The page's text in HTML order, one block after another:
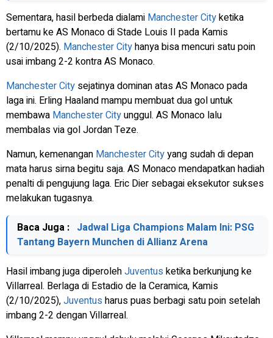
Sementara, hasil berbeda dialami Manchester Cityketika
bertamu ke AS Monaco di Stade Louis II pada Kamis
(2/10/2025). Manchester Cityhanya bisa mencuri satu poin
usai imbang 2-2 kontra AS Monaco.
Manchester City sejatinya dominan atas AS Monaco pada
laga ini. Erling Haaland mampu membuat dua gol untuk
membawa Manchester Cityunggul. AS Monaco lalu
membalas via gol Jordan Teze.
Namun, kemenangan Manchester Cityyang sudah di depan
mata harus sirna begitu saja. AS Monaco mendapatkan hadiah
penalti di pengujung laga. Eric Dier sebagai eksekutor sukses
melakukan tugasnya.
Baca Juga : Jadwal Liga Champions Malam Ini: PSG
Tantang Bayern Munchen di Allianz Arena
Hasil imbang juga diperolehJuventus ketika berkunjung ke
Villarreal. Berlaga di Estadio de la Ceramica, Kamis
(2/10/2025),Juventus harus puas berbagi satu poin setelah
imbang 2-2 dengan Villarreal.